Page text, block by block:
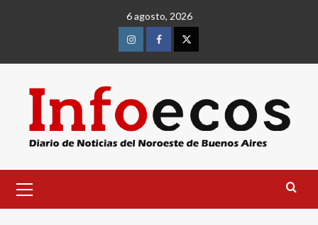
6 agosto, 2026
InstagramFacebookTwitter
primario